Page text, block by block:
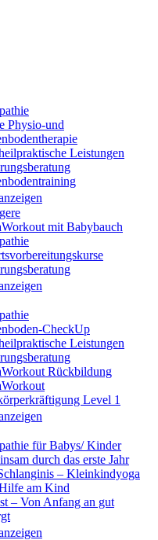
Physio-und
Leistungen
mit Babybauch
CheckUp
Leistungen
Rückbildung
Level 1
für Babys/ Kinder
durch das erste Jahr
– Kleinkindyoga
am Kind
– Von Anfang an gut